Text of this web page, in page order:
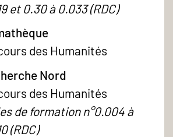
et 0.30 à 0.033 (RDC)
des Humanités
Nord
des Humanités
de formation n°0.004 à
(RDC)